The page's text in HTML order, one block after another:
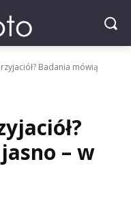
Badania mówią
– w